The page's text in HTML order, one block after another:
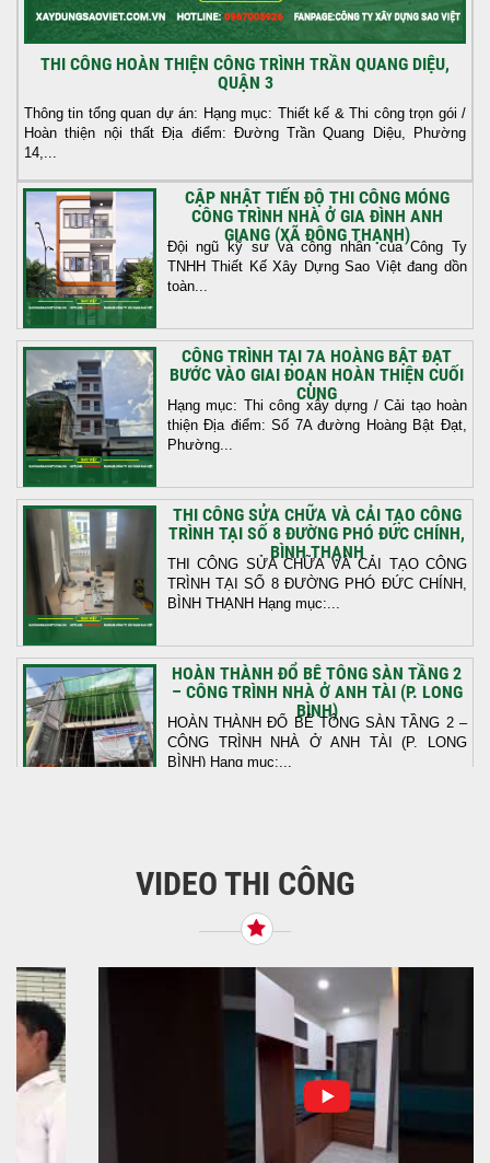
THI CÔNG HOÀN THIỆN CÔNG TRÌNH TRẦN QUANG DIỆU,
QUẬN 3
Thông tin tổng quan dự án: Hạng mục: Thiết kế & Thi công trọn gói /
Hoàn thiện nội thất Địa điểm: Đường Trần Quang Diệu, Phường
14,...
CẬP NHẬT TIẾN ĐỘ THI CÔNG MÓNG
CÔNG TRÌNH NHÀ Ở GIA ĐÌNH ANH
GIANG (XÃ ĐÔNG THẠNH)
Đội ngũ kỹ sư và công nhân của Công Ty
TNHH Thiết Kế Xây Dựng Sao Việt đang dồn
toàn...
CÔNG TRÌNH TẠI 7A HOÀNG BẬT ĐẠT
BƯỚC VÀO GIAI ĐOẠN HOÀN THIỆN CUỐI
CÙNG
Hạng mục: Thi công xây dựng / Cải tạo hoàn
thiện Địa điểm: Số 7A đường Hoàng Bật Đạt,
Phường...
THI CÔNG SỬA CHỮA VÀ CẢI TẠO CÔNG
TRÌNH TẠI SỐ 8 ĐƯỜNG PHÓ ĐỨC CHÍNH,
BÌNH THẠNH
THI CÔNG SỬA CHỮA VÀ CẢI TẠO CÔNG
TRÌNH TẠI SỐ 8 ĐƯỜNG PHÓ ĐỨC CHÍNH,
BÌNH THẠNH Hạng mục:...
HOÀN THÀNH ĐỔ BÊ TÔNG SÀN TẦNG 2
– CÔNG TRÌNH NHÀ Ở ANH TÀI (P. LONG
BÌNH)
HOÀN THÀNH ĐỔ BÊ TÔNG SÀN TẦNG 2 –
CÔNG TRÌNH NHÀ Ở ANH TÀI (P. LONG
BÌNH) Hạng mục:...
Tiếp nối sự tin tưởng từ quý khách hàng, vừa
qua Công Ty TNHH Thiết Kế Xây Dựng Sao
NHẬN CHÌA KHÓA – TRAO TỔ ẤM MỚI
TẠI PHƯỜNG AN LẠC
Địa điểm: Đường Lâm Hoành, phường An
LạcGia chủ: Anh Kỳ Xây Dựng Sao Việt chính
thức hoàn tất và...
VIDEO THI CÔNG